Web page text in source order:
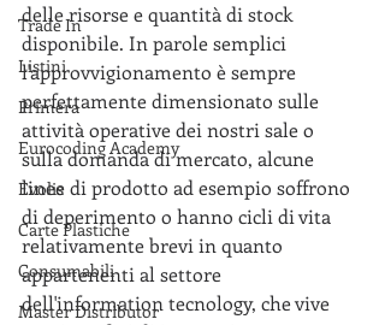
Trade In
Listini
Primera
Eurocoding Academy
Evolis
Carte Plastiche
Consumabili
Master Distributor
delle risorse e quantità di stock
disponibile. In parole semplici
l'approvvigionamento è sempre
perfettamente dimensionato sulle
attività operative dei nostri sale o
sulla domanda di mercato, alcune
linee di prodotto ad esempio soffrono
di deperimento o hanno cicli di vita
relativamente brevi in quanto
appartenenti al settore
dell'information tecnology, che vive